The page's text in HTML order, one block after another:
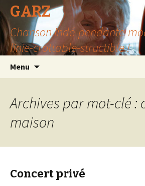
GARZ
Chanson Indé-pendante-
finie-crottable-structible !
Menu
Archives par mot-clé :
maison
Concert privé